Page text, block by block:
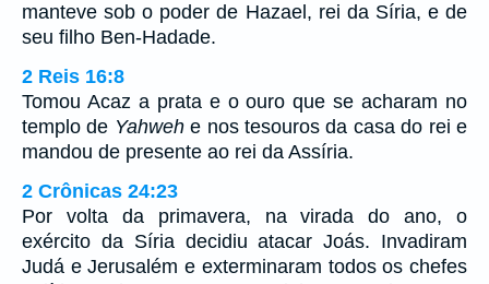
manteve sob o poder de Hazael, rei da Síria, e de
seu filho Ben-Hadade.
2 Reis 16:8
Tomou Acaz a prata e o ouro que se acharam no
templo de Yahwehe nos tesouros da casa do rei e
mandou de presente ao rei da Assíria.
2 Crônicas 24:23
Por volta da primavera, na virada do ano, o
exército da Síria decidiu atacar Joás. Invadiram
Judá e Jerusalém e exterminaram todos os chefes